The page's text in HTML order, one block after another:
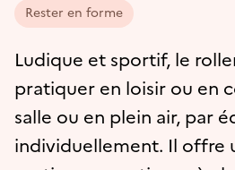
Rester en forme
Ludique et sportif, le
pratiquer en loisir ou en
salle ou en plein air, par
individuellement. Il offre